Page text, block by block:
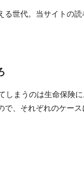
る世代。当サイトの
しまうのは生命保険
で、それぞれのケー